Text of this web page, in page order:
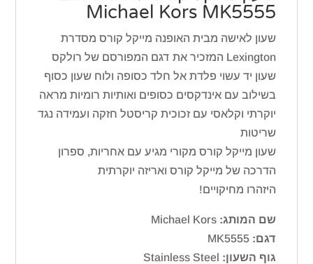
Michael Kors MK5555
שעון לאישה מבית האופנה מייקל קורס מסדרת
Lexington המזכיר את דגם המפורסם של רולקס
שעון יד עשוי פלדת אל חלד כסופה ולוח שעון כסוף
בשילוב עם אינדקסים כסופים ואותיות רומיות מראה
יוקרתי וקלאסי עם זכוכית קריסטל חזקה ועמידה נגד
שריטות
שעון מייקל קורס מקורי מגיע עם אחריות, ספרון
הדרכה של מייקל קורס ואריזה יוקרתית
היזהרו מחיקויים!
שם המותג: Michael Kors
דגם:MK5555
גוף השעון: Stainless Steel